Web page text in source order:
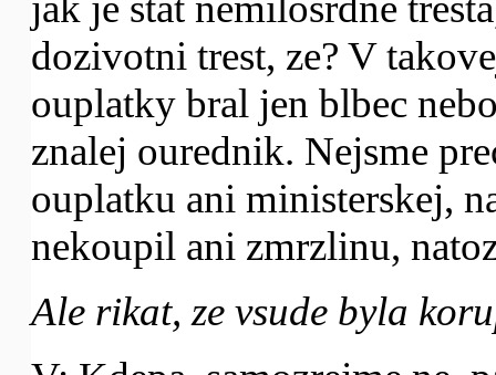
dozivotni trest, ze? V
ouplatky bral jen blbec
znalej ourednik. Nejsme
ouplatku ani ministerskej,
nekoupil ani zmrzlinu,
Ale rikat, ze vsude byla